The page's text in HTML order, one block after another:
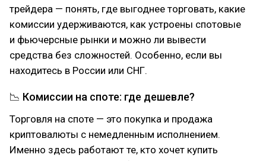
трейдера — понять, где выгоднее торговать, какие
комиссии удерживаются, как устроены спотовые
и фьючерсные рынки и можно ли вывести
средства без сложностей. Особенно, если вы
находитесь в России или СНГ.
📉 Комиссии на споте: где дешевле?
Торговля на споте — это покупка и продажа
криптовалюты с немедленным исполнением.
Именно здесь работают те, кто хочет купить